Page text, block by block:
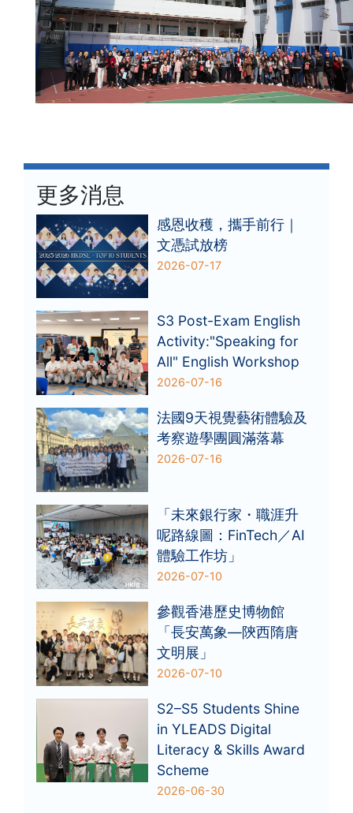
更多消息
感恩收穫，攜手前行｜
文憑試放榜
2026-07-17
S3 Post-Exam English
Activity:"Speaking for
All" English Workshop
2026-07-16
法國9天視覺藝術體驗及
考察遊學團圓滿落幕
2026-07-16
「未來銀行家・職涯升
呢路線圖：FinTech／AI
體驗工作坊」
2026-07-10
參觀香港歷史博物館
「長安萬象—陝西隋唐
文明展」
2026-07-10
S2–S5 Students Shine
in YLEADS Digital
Literacy & Skills Award
Scheme
2026-06-30